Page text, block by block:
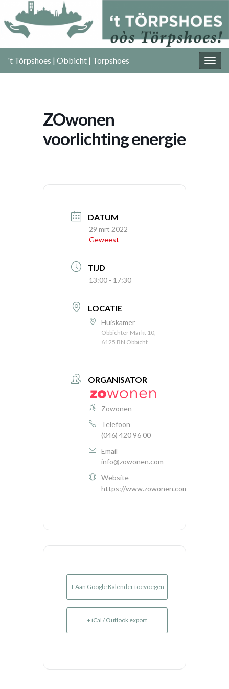
't Törpshoes | Obbicht | Torpshoes
ZOwonen
voorlichting energie
DATUM
29 mrt 2022
Geweest
TIJD
13:00 - 17:30
LOCATIE
Huiskamer
Obbichter Markt 10,
6125 BN Obbicht
ORGANISATOR
Zowonen
Telefoon
(046) 420 96 00
Email
info@zowonen.com
Website
https://www.zowonen.com/
+ Aan Google Kalender toevoegen
+ iCal / Outlook export